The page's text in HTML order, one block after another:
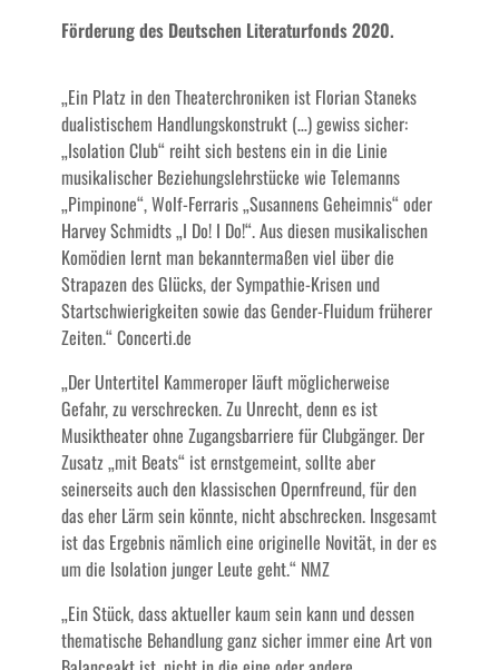
Förderung des Deutschen Literaturfonds 2020.
„Ein Platz in den Theaterchroniken ist Florian Staneks
dualistischem Handlungskonstrukt (…) gewiss sicher:
„Isolation Club“ reiht sich bestens ein in die Linie
musikalischer Beziehungslehrstücke wie Telemanns
„Pimpinone“, Wolf-Ferraris „Susannens Geheimnis“ oder
Harvey Schmidts „I Do! I Do!“. Aus diesen musikalischen
Komödien lernt man bekanntermaßen viel über die
Strapazen des Glücks, der Sympathie-Krisen und
Startschwierigkeiten sowie das Gender-Fluidum früherer
Zeiten.“ Concerti.de
„Der Untertitel Kammeroper läuft möglicherweise
Gefahr, zu verschrecken. Zu Unrecht, denn es ist
Musiktheater ohne Zugangsbarriere für Clubgänger. Der
Zusatz „mit Beats“ ist ernstgemeint, sollte aber
seinerseits auch den klassischen Opernfreund, für den
das eher Lärm sein könnte, nicht abschrecken. Insgesamt
ist das Ergebnis nämlich eine originelle Novität, in der es
um die Isolation junger Leute geht.“ NMZ
„Ein Stück, dass aktueller kaum sein kann und dessen
thematische Behandlung ganz sicher immer eine Art von